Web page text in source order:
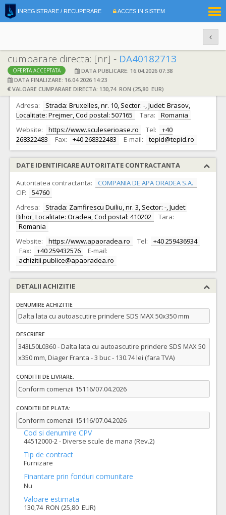
INREGISTRARE / RECUPERARE ACCES IN SISTEM
cumparare directa: [nr] - DA40182713
OFERTA ACCEPTATA
DATA PUBLICARE: 16.04.2026 07:38
DATA FINALIZARE: 16.04.2026 14:23
VALOARE CUMPARARE DIRECTA: 130,74 RON (25,80 EUR)
DATE IDENTIFICARE OFERTANT
Ofertant: S.C. UNIOR-TEPID S.R.L. CIF: 13203635
Adresa:
Strada: Bruxelles, nr. 10, Sector: -, Judet: Brasov,
Localitate: Prejmer, Cod postal: 507165
Tara:
Romania
Website:
https://www.sculeserioase.ro Tel:
+40
268322483
Fax: +40 268322483 E-mail: tepid@tepid.ro
DATE IDENTIFICARE AUTORITATE CONTRACTANTA
Autoritatea contractanta:
COMPANIA DE APA ORADEA S.A.
CIF:
54760
Adresa:
Strada: Zamfirescu Duiliu, nr. 3, Sector: -, Judet:
Bihor, Localitate: Oradea, Cod postal: 410202
Tara:
Romania
Website:
https://www.apaoradea.ro Tel:
+40 259436934
Fax:
+40 259432576
E-mail:
achizitii.publice@apaoradea.ro
DETALII ACHIZITIE
DENUMIRE ACHIZITIE
Dalta lata cu autoascutire prindere SDS MAX 50x350 mm
DESCRIERE
343L50L0360 - Dalta lata cu autoascutire prindere SDS MAX 50
x350 mm, Diager Franta - 3 buc - 130.74 lei (fara TVA)
CONDITII DE LIVRARE:
Conform comenzii 15116/07.04.2026
CONDITII DE PLATA:
Conform comenzii 15116/07.04.2026
Cod si denumire CPV
44512000-2 - Diverse scule de mana (Rev.2)
Tip de contract
Furnizare
Finantare prin fonduri comunitare
Nu
Valoare estimata
130,74 RON (25,80 EUR)